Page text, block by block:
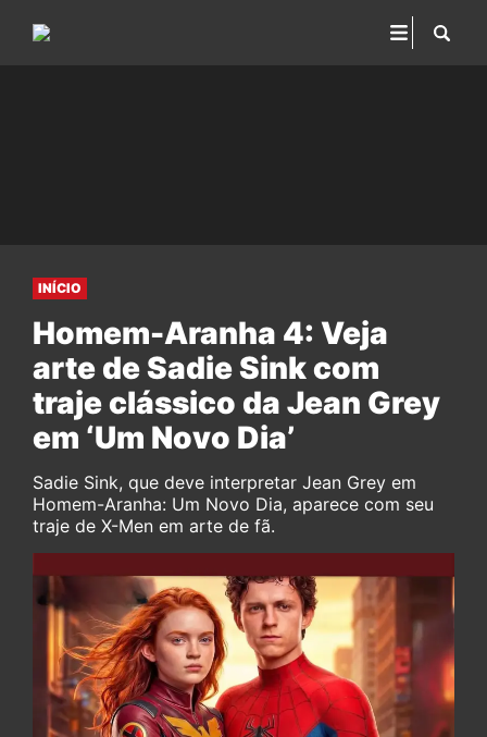
INÍCIO
Homem-Aranha 4: Veja
arte de Sadie Sink com
traje clássico da Jean Grey
em ‘Um Novo Dia’
Sadie Sink, que deve interpretar Jean Grey em
Homem-Aranha: Um Novo Dia, aparece com seu
traje de X-Men em arte de fã.